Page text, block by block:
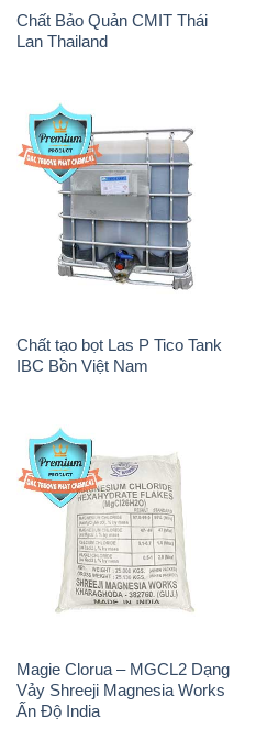
Chất Bảo Quản CMIT Thái
Lan Thailand
Chất tạo bọt Las P Tico Tank
IBC Bồn Việt Nam
Magie Clorua – MGCL2 Dạng
Vảy Shreeji Magnesia Works
Ấn Độ India